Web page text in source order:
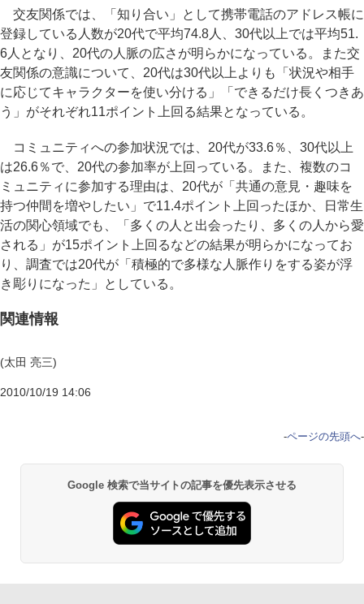
交友関係では、「知り合い」として携帯電話のアドレス帳に
登録している人数が20代で平均74.8人、30代以上では平均51.
6人となり、20代の人脈の広さが明らかになっている。また交
友関係の意識について、20代は30代以上よりも「状況や相手
に応じてキャラクターを使い分ける」「できるだけ長くつきあ
う」がそれぞれ11ポイント上回る結果となっている。
コミュニティへの参加状況では、20代が33.6％、30代以上
は26.6％で、20代の参加率が上回っている。また、複数のコ
ミュニティに参加する理由は、20代が「共通の意見・趣味を
持つ仲間を増やしたい」で11.4ポイント上回ったほか、日常生
活の関心領域でも、「多くの人と出会ったり、多くの人から愛
される」が15ポイント上回るなどの結果が明らかになってお
り、調査では20代が「積極的で多様な人脈作りをする姿が浮
き彫りになった」としている。
関連情報
(太田 亮三)
2010/10/19 14:06
-ページの先頭へ-
Google 検索で当サイトの記事を優先表示させる